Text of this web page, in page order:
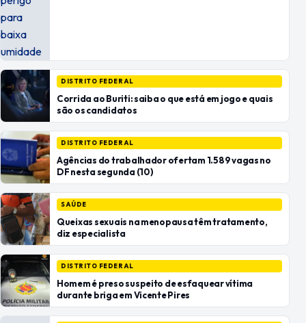
DISTRITO FEDERAL
Corrida ao Buriti: saiba o que está em jogo e quais
são os candidatos
DISTRITO FEDERAL
Agências do trabalhador ofertam 1.589 vagas no
DF nesta segunda (10)
SAÚDE
Queixas sexuais na menopausa têm tratamento,
diz especialista
DISTRITO FEDERAL
Homem é preso suspeito de esfaquear vítima
durante briga em Vicente Pires